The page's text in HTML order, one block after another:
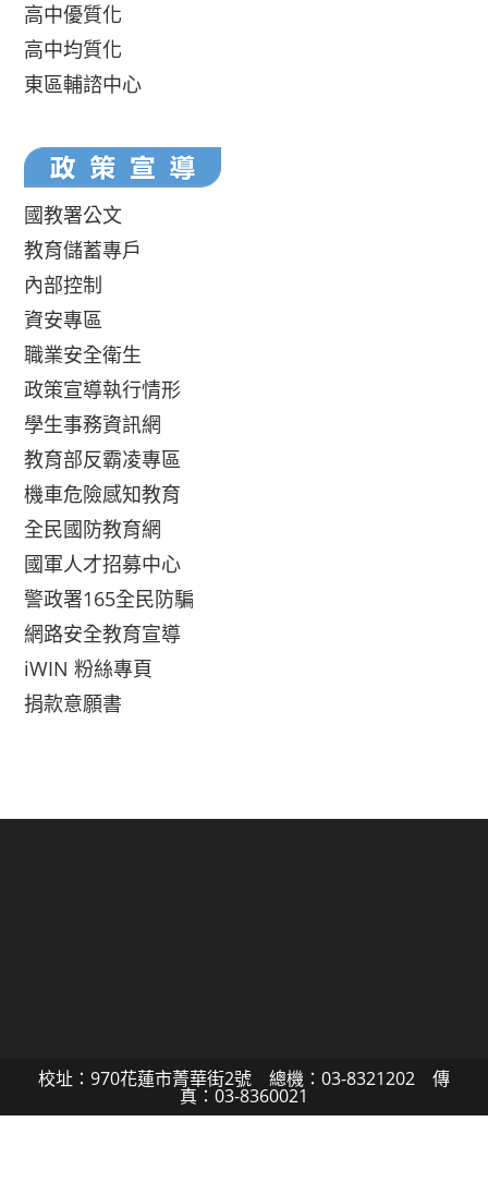
高中優質化
高中均質化
東區輔諮中心
國教署公文
教育儲蓄專戶
內部控制
資安專區
職業安全衛生
政策宣導執行情形
學生事務資訊網
教育部反霸凌專區
機車危險感知教育
全民國防教育網
國軍人才招募中心
警政署165全民防騙
網路安全教育宣導
iWIN 粉絲專頁
捐款意願書
校址：970花蓮市菁華街2號 總機：03-8321202 傳
真：03-8360021